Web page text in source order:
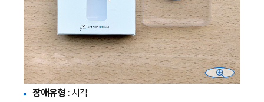
장애유형 : 시각